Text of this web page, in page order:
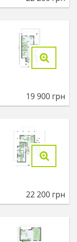
19 900 грн
22 200 грн